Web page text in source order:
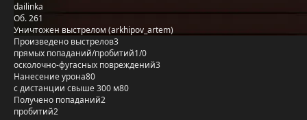
dailinka
Об. 261
Уничтожен выстрелом (arkhipov_artem)
Произведено выстрелов3
прямых попаданий/пробитий1/0
осколочно-фугасных повреждений3
Нанесение урона80
с дистанции свыше 300 м80
Получено попаданий2
пробитий2